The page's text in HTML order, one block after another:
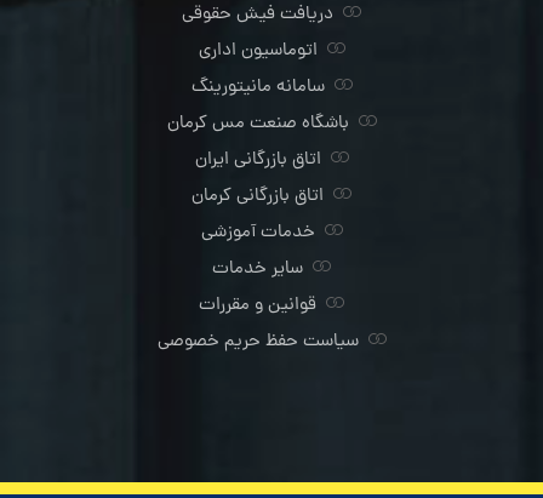
دریافت فیش حقوقی
اتوماسیون اداری
سامانه مانیتورینگ
باشگاه صنعت مس کرمان
اتاق بازرگانی ایران
اتاق بازرگانی کرمان
خدمات آموزشی
سایر خدمات
قوانین و مقررات
سیاست حفظ حریم خصوصی